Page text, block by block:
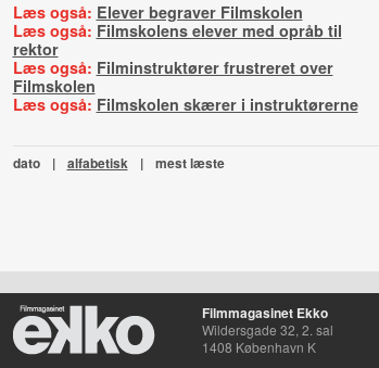
Læs også: Elever begraver Filmskolen
Læs også: Filmskolens elever med opråb til
rektor
Læs også: Filminstruktører frustreret over
Filmskolen
Læs også: Filmskolen skærer i instruktørerne
dato | alfabetisk | mest læste
Filmmagasinet Ekko
Wildersgade 32, 2. sal
1408 København K